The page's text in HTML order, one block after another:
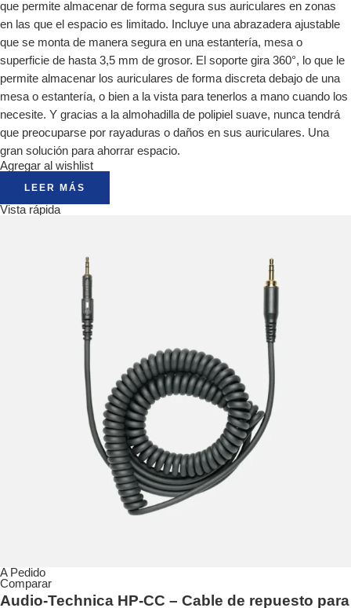
que permite almacenar de forma segura sus auriculares en zonas
en las que el espacio es limitado. Incluye una abrazadera ajustable
que se monta de manera segura en una estantería, mesa o
superficie de hasta 3,5 mm de grosor. El soporte gira 360°, lo que le
permite almacenar los auriculares de forma discreta debajo de una
mesa o estantería, o bien a la vista para tenerlos a mano cuando los
necesite. Y gracias a la almohadilla de polipiel suave, nunca tendrá
que preocuparse por rayaduras o daños en sus auriculares. Una
gran solución para ahorrar espacio.
Agregar al wishlist
LEER MÁS
Vista rápida
A Pedido
Comparar
Audio-Technica HP-CC – Cable de repuesto para